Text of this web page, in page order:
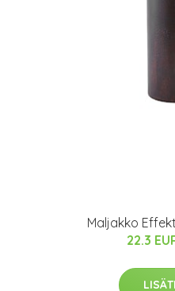
Maljakko
22.3